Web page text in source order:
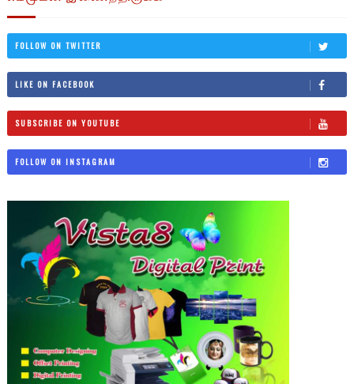
FOLLOW ON TWITTER
LIKE ON FACEBOOK
SUBSCRIBE ON YOUTUBE
FOLLOW ON INSTAGRAM